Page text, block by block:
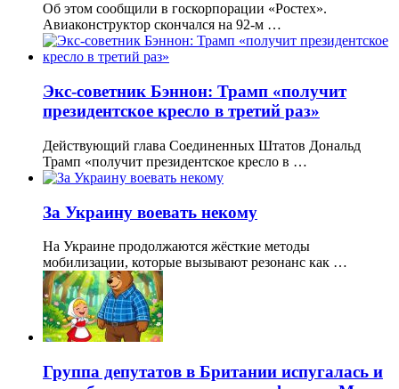
Об этом сообщили в госкорпорации «Ростех».
Авиаконструктор скончался на 92-м …
Экс-советник Бэннон: Трамп «получит
президентское кресло в третий раз»
Действующий глава Соединенных Штатов Дональд
Трамп «получит президентское кресло в …
За Украину воевать некому
На Украине продолжаются жёсткие методы
мобилизации, которые вызывают резонанс как …
Группа депутатов в Британии испугалась и